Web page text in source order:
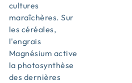
cultures
maraîchères. Sur
les céréales,
l'engrais
Magnésium active
la photosynthèse
des dernières